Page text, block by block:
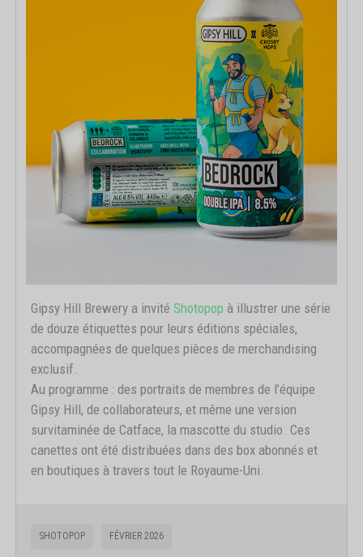
Gipsy Hill Brewery a invité Shotopop à illustrer une série
de douze étiquettes pour leurs éditions spéciales,
accompagnées de quelques pièces de merchandising
exclusif.
Au programme : des portraits de membres de l’équipe
Gipsy Hill, de collaborateurs, et même une version
survitaminée de Catface, la mascotte du studio. Ces
canettes ont été distribuées dans des box abonnés et
en boutiques à travers tout le Royaume-Uni.
SHOTOPOP FÉVRIER 2026